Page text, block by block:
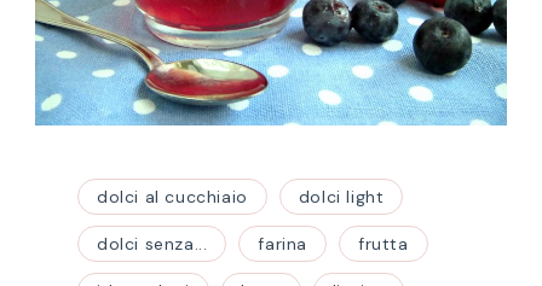
dolci al cucchiaio dolci light
dolci senza... farina frutta